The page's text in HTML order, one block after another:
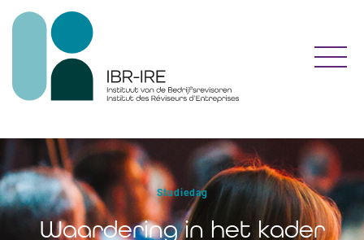
Studiedag
Waardering in het kader